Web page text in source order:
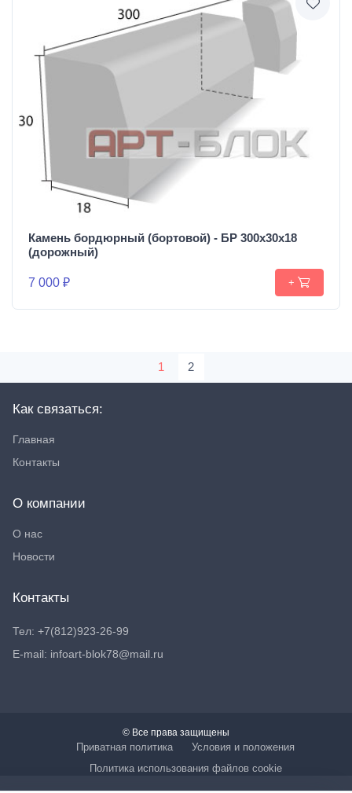
Камень бордюрный (бортовой) - БР 300х30х18
(дорожный)
7 000 ₽ +
1 2
Как связаться:
Главная
Контакты
О компании
О нас
Новости
Контакты
Тел: +7(812)923-26-99
E-mail: infoart-blok78@mail.ru
© Все права защищены
Приватная политика
Условия и положения
Политика использования файлов cookie